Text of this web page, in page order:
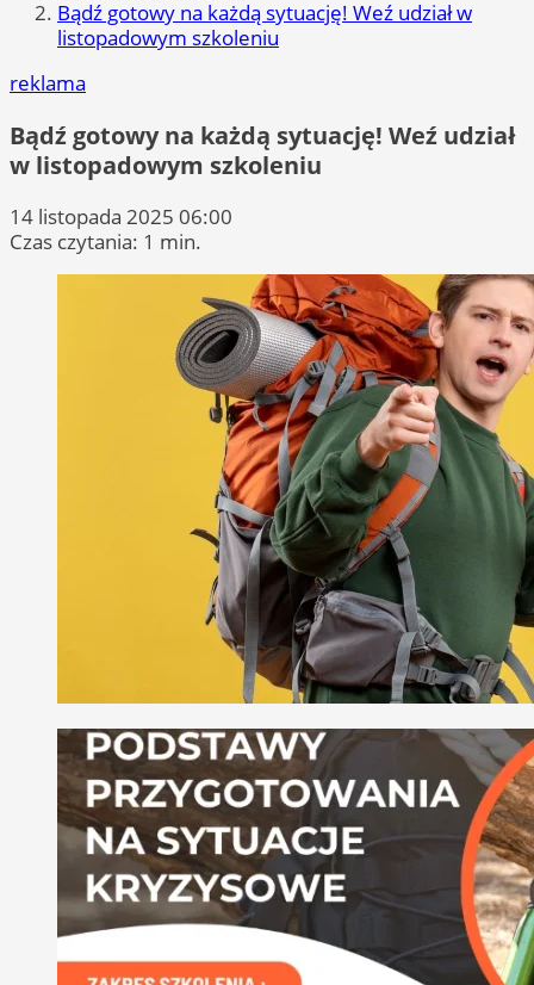
Bądź gotowy na każdą sytuację! Weź udział w
listopadowym szkoleniu
reklama
Bądź gotowy na każdą sytuację! Weź udział
w listopadowym szkoleniu
14 listopada 2025 06:00
Czas czytania: 1 min.